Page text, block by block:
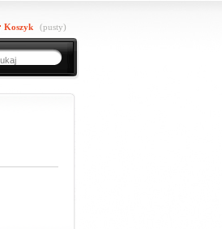
Koszyk (pusty)